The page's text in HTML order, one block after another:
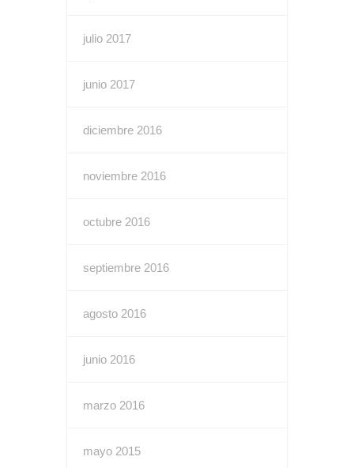
julio 2017
junio 2017
diciembre 2016
noviembre 2016
octubre 2016
septiembre 2016
agosto 2016
junio 2016
marzo 2016
mayo 2015